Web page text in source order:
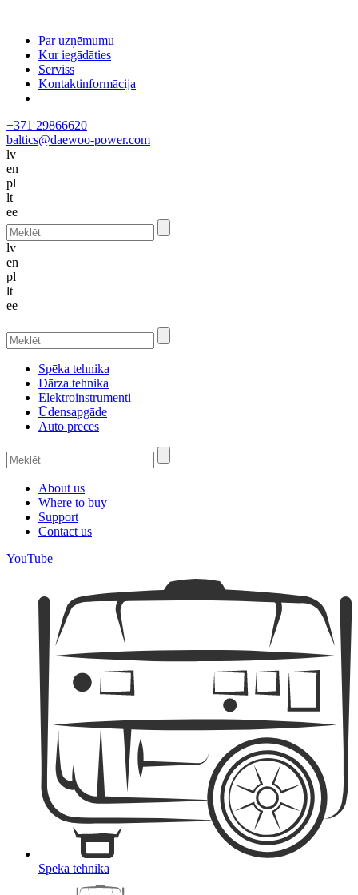
Par uzņēmumu
Kur iegādāties
Serviss
Kontaktinformācija
+371 29866620
baltics@daewoo-power.com
lv
en
pl
lt
ee
lv
en
pl
lt
ee
Spēka tehnika
Dārza tehnika
Elektroinstrumenti
Ūdensapgāde
Auto preces
About us
Where to buy
Support
Contact us
YouTube
Spēka tehnika